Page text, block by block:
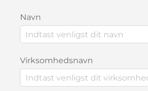
Navn
Virksomhedsnavn